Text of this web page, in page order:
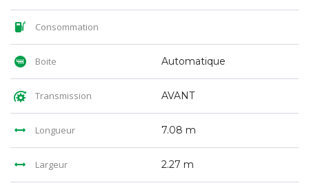
Consommation
Boite Automatique
Transmission AVANT
Longueur 7.08 m
Largeur 2.27 m